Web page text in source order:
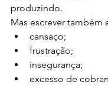
produzindo.
Mas escrever também
cansaço;
frustração;
insegurança;
excesso de